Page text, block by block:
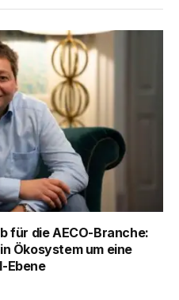
für die AECO-Branche:
Ökosystem um eine
Ebene